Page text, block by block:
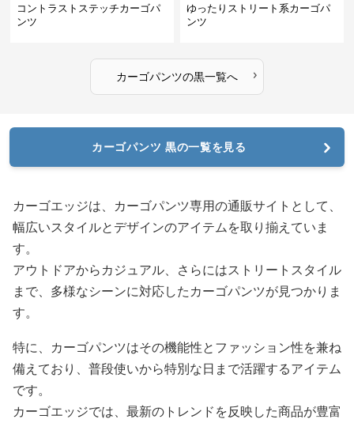
コントラストステッチカーゴパ
ンツ
ゆったりストリート系カーゴパ
ンツ
カーゴパンツの黒一覧へ ›
カーゴパンツ 黒の一覧を見る
カーゴエッジは、カーゴパンツ専用の通販サイトとして、
幅広いスタイルとデザインのアイテムを取り揃えていま
す。
アウトドアからカジュアル、さらにはストリートスタイル
まで、多様なシーンに対応したカーゴパンツが見つかりま
す。
特に、カーゴパンツはその機能性とファッション性を兼ね
備えており、普段使いから特別な日まで活躍するアイテム
です。
カーゴエッジでは、最新のトレンドを反映した商品が豊富